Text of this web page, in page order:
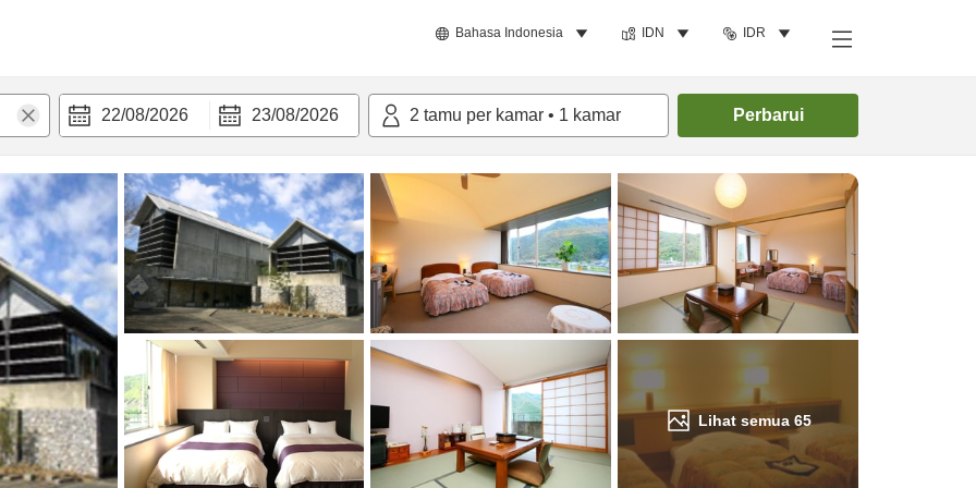
Bahasa Indonesia IDN IDR
22/08/2026 23/08/2026 2 tamu per kamar • 1 kamar Perbarui
Lihat semua 65
Cari kamar